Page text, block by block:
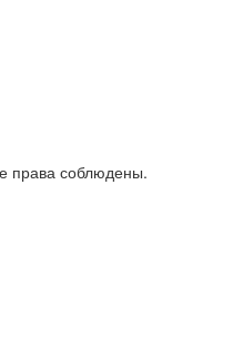
права соблюдены.